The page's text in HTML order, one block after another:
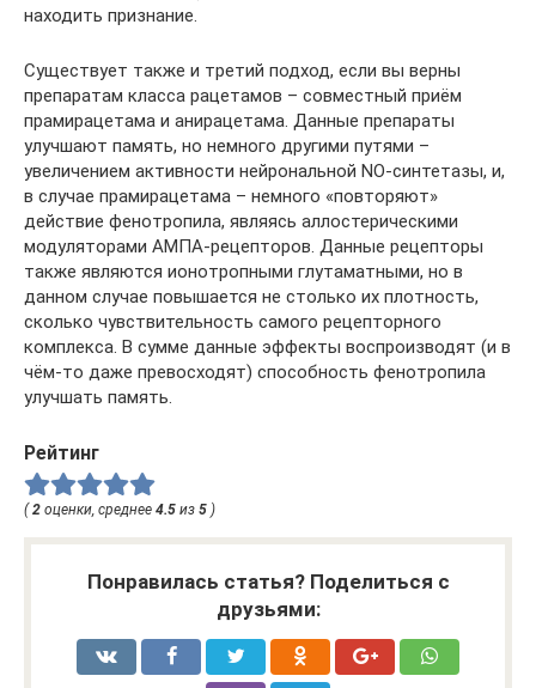
находить признание.
Существует также и третий подход, если вы верны
препаратам класса рацетамов – совместный приём
прамирацетама и анирацетама. Данные препараты
улучшают память, но немного другими путями –
увеличением активности нейрональной NO-синтетазы, и,
в случае прамирацетама – немного «повторяют»
действие фенотропила, являясь аллостерическими
модуляторами АМПА-рецепторов. Данные рецепторы
также являются ионотропными глутаматными, но в
данном случае повышается не столько их плотность,
сколько чувствительность самого рецепторного
комплекса. В сумме данные эффекты воспроизводят (и в
чём-то даже превосходят) способность фенотропила
улучшать память.
Рейтинг
(2 оценки, среднее 4.5 из 5 )
Понравилась статья? Поделиться с
друзьями: